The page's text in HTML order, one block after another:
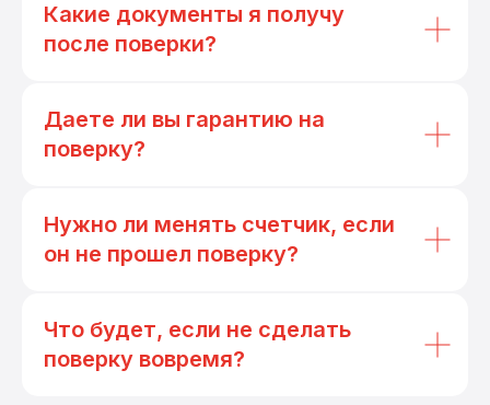
Какие документы я получу
после поверки?
Даете ли вы гарантию на
поверку?
Нужно ли менять счетчик, если
он не прошел поверку?
Что будет, если не сделать
поверку вовремя?